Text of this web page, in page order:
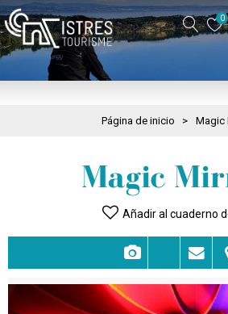
0
Página de inicio > Magic
Magic
Añadir al cuaderno